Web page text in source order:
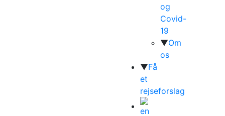
og
Covid-
19
▼Om
os
▼Få
et
rejseforslag